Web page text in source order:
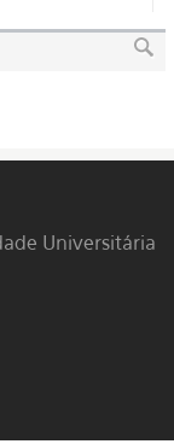
Universitária